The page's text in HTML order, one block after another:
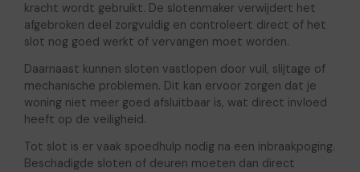
kracht wordt gebruikt. De slotenmaker verwijdert het
afgebroken deel zorgvuldig en controleert direct of het
slot nog goed werkt of vervangen moet worden.
Daarnaast kunnen sloten vastlopen door vuil, slijtage of
mechanische problemen. Dit kan ervoor zorgen dat je
woning niet meer goed afsluitbaar is, wat direct invloed
heeft op de veiligheid.
Tot slot is er vaak spoedhulp nodig na een inbraakpoging.
Beschadigde sloten of deuren moeten dan direct